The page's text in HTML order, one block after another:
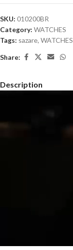
SKU: 010200BR
Category: WATCHES
Tags: sazare, WATCHES
Share:
Description